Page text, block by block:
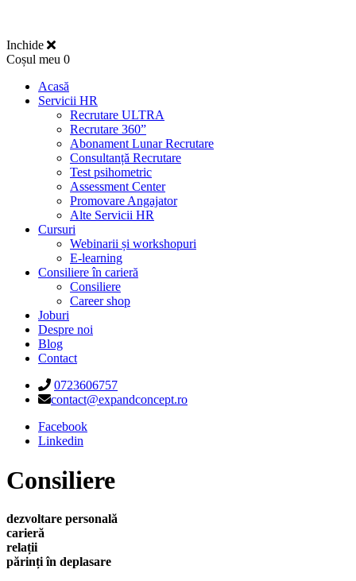
Inchide
Coșul meu 0
Acasă
Servicii HR
Recrutare ULTRA
Recrutare 360”
Abonament Lunar Recrutare
Consultanță Recrutare
Test psihometric
Assessment Center
Promovare Angajator
Alte Servicii HR
Cursuri
Webinarii și workshopuri
E-learning
Consiliere în carieră
Consiliere
Career shop
Joburi
Despre noi
Blog
Contact
0723606757
contact@expandconcept.ro
Facebook
Linkedin
Consiliere
dezvoltare personală
carieră
relații
părinți în deplasare